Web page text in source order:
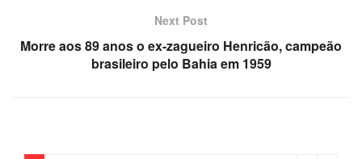
Next Post
Morre aos 89 anos o ex-zagueiro Henricão, campeão
brasileiro pelo Bahia em 1959